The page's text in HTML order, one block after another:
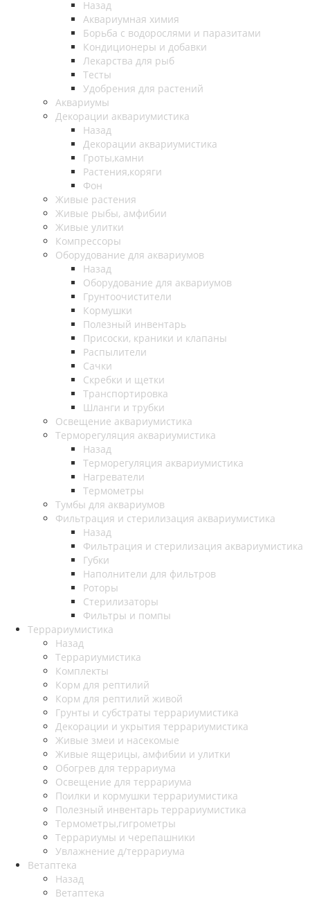
Назад
Аквариумная химия
Борьба с водорослями и паразитами
Кондиционеры и добавки
Лекарства для рыб
Тесты
Удобрения для растений
Аквариумы
Декорации аквариумистика
Назад
Декорации аквариумистика
Гроты,камни
Растения,коряги
Фон
Живые растения
Живые рыбы, амфибии
Живые улитки
Компрессоры
Оборудование для аквариумов
Назад
Оборудование для аквариумов
Грунтоочистители
Кормушки
Полезный инвентарь
Присоски, краники и клапаны
Распылители
Сачки
Скребки и щетки
Транспортировка
Шланги и трубки
Освещение аквариумистика
Терморегуляция аквариумистика
Назад
Терморегуляция аквариумистика
Нагреватели
Термометры
Тумбы для аквариумов
Фильтрация и стерилизация аквариумистика
Назад
Фильтрация и стерилизация аквариумистика
Губки
Наполнители для фильтров
Роторы
Стерилизаторы
Фильтры и помпы
Террариумистика
Назад
Террариумистика
Комплекты
Корм для рептилий
Корм для рептилий живой
Грунты и субстраты террариумистика
Декорации и укрытия террариумистика
Живые змеи и насекомые
Живые ящерицы, амфибии и улитки
Обогрев для террариума
Освещение для террариума
Поилки и кормушки террариумистика
Полезный инвентарь террариумистика
Термометры,гигрометры
Террариумы и черепашники
Увлажнение д/террариума
Ветаптека
Назад
Ветаптека